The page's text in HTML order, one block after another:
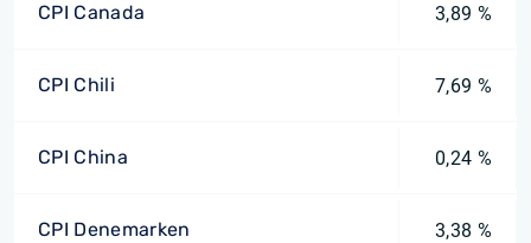
CPI Canada 3,89 %
CPI Chili 7,69 %
CPI China 0,24 %
CPI Denemarken 3,38 %